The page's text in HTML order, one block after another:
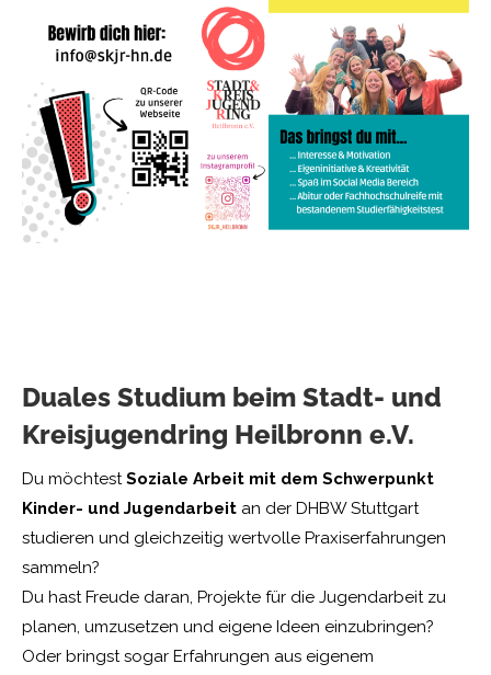
Duales Studium beim Stadt- und
Kreisjugendring Heilbronn e.V.
Du möchtestSoziale Arbeit mit dem Schwerpunkt
Kinder- und Jugendarbeit an der DHBW Stuttgart
studieren und gleichzeitig wertvolle Praxiserfahrungen
sammeln?
Du hast Freude daran, Projekte für die Jugendarbeit zu
planen, umzusetzen und eigene Ideen einzubringen?
Oder bringst sogar Erfahrungen aus eigenem